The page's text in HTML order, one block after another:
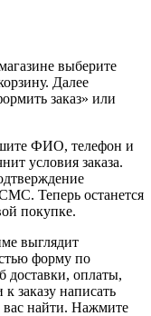
выберите
Далее
заказ» или
ФИО, телефон и
условия заказа.
Теперь останется
покупке.
выглядит
форму по
доставки, оплаты,
заказу написать
найти. Нажмите